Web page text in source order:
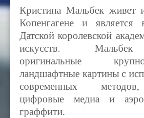
Кристина Мальбек живет
Копенгагене и является
Датской королевской
искусств.
оригинальные
ландшафтные картины с
современных
цифровые медиа и
граффити.